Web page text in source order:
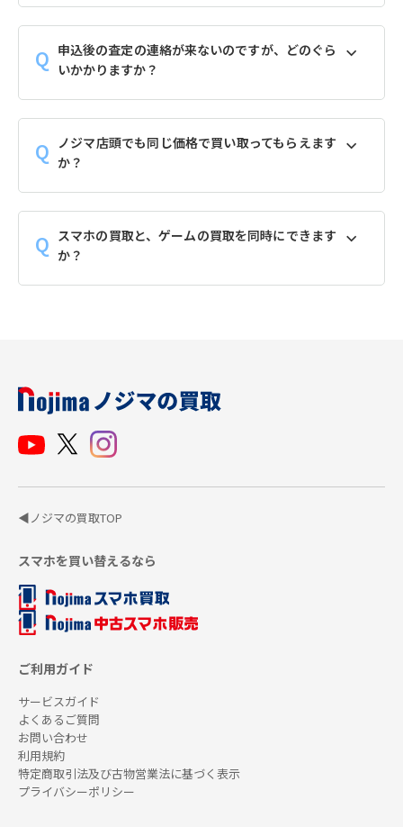
申込後の査定の連絡が来ないのですが、どのぐら
いかかりますか？
ノジマ店頭でも同じ価格で買い取ってもらえます
か？
スマホの買取と、ゲームの買取を同時にできます
か？
◀ノジマの買取TOP
スマホを買い替えるなら
ご利用ガイド
サービスガイド
よくあるご質問
お問い合わせ
利用規約
特定商取引法及び古物営業法に基づく表示
プライバシーポリシー